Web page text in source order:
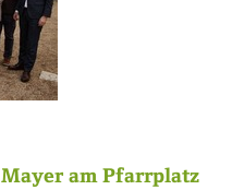
am Pfarrplatz